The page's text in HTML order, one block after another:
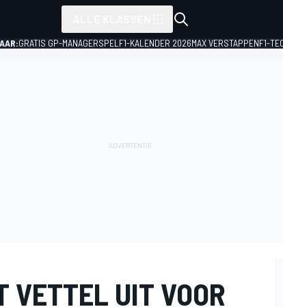
GRATIS GP-MANAGERSPEL F1-KALENDER 2026MAX VERSTAPPENF1-
VETTEL UIT VOOR